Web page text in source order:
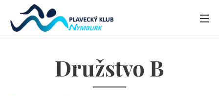
Družstvo B